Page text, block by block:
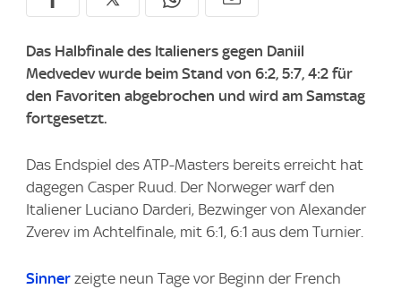
Das Halbfinale des Italieners gegen Daniil
Medvedev wurde beim Stand von 6:2, 5:7, 4:2 für
den Favoriten abgebrochen und wird am Samstag
fortgesetzt.
Das Endspiel des ATP-Masters bereits erreicht hat
dagegen Casper Ruud. Der Norweger warf den
Italiener Luciano Darderi, Bezwinger von Alexander
Zverev im Achtelfinale, mit 6:1, 6:1 aus dem Turnier.
Sinner zeigte neun Tage vor Beginn der French